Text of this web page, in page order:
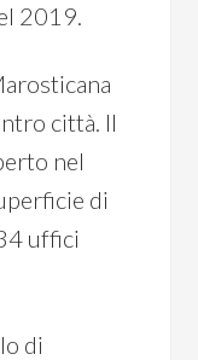
2019.
città. Il
nel
di
uffici
di